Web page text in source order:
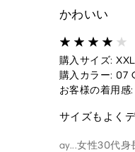
かわいい
購入サイズ: XXL
購入カラー: 07
お客様の着用感
サイズもよく
ay...女性30代身